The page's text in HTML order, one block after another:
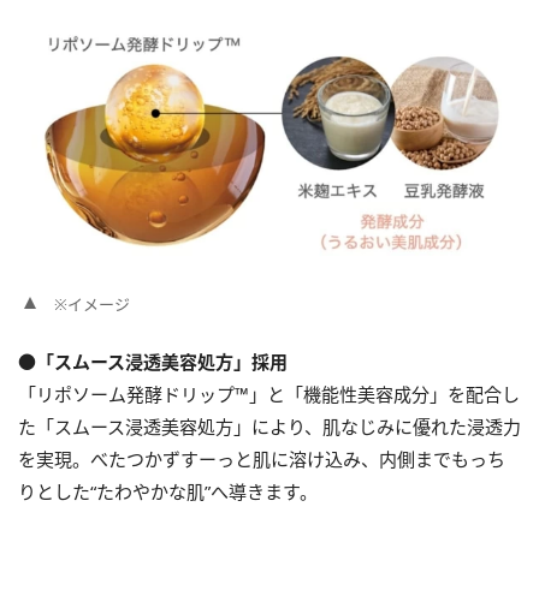
※イメージ
●「スムース浸透美容処方」採用
「リポソーム発酵ドリップ™」と「機能性美容成分」を配合し
た「スムース浸透美容処方」により、肌なじみに優れた浸透力
を実現。べたつかずすーっと肌に溶け込み、内側までもっち
りとした“たわやかな肌”へ導きます。